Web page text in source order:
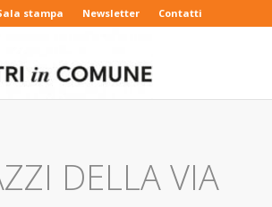
stampa Newsletter Contatti
DELLA VIA